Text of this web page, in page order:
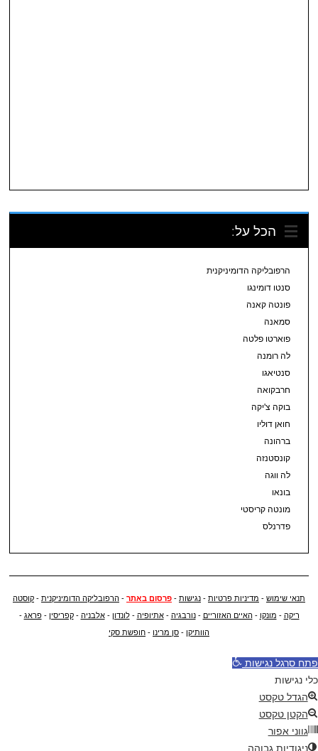
הכל על:
הרפובליקה הדומיניקנית
סנטו דומינגו
פונטה קאנה
סמאנה
פוארטו פלטה
לה רומנה
סנטיאגו
חרבקואה
בוקה צ'יקה
חואן דוליו
ברהונה
קונסטנזה
לה ווגה
בונאו
מונטה קריסטי
פדרנלס
תנאי שימוש - מדיניות פרטיות - נגישות - פרסום באתר - הרפובליקה הדומיניקנית - קוסטה
ריקה - מונקו -האיים האזוריים -נורבגיה -אתיופיה -לונדון -אלבניה -קפריסין -פראג -
הוותיקן - סן מרינו - חופשת סקי
פתח סרגל נגישות
כלי נגישות
הגדל טקסט
הקטן טקסט
גווני אפור
ניגודיות גבוהה